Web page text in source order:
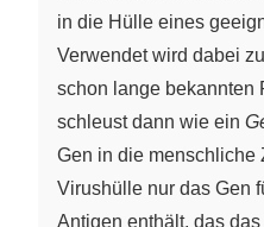
in die Hülle eines
Verwendet wird dabei
schon lange bekannten
schleust dann wie ein
Gen in die menschliche
Virushülle nur das Gen
Antigen enthält, das das